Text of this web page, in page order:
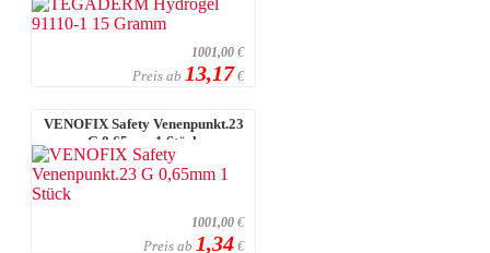
1001,00 €
Preis ab 13,17 €
VENOFIX Safety Venenpunkt.23
G 0,65mm 1 Stück
1001,00 €
Preis ab 1,34 €